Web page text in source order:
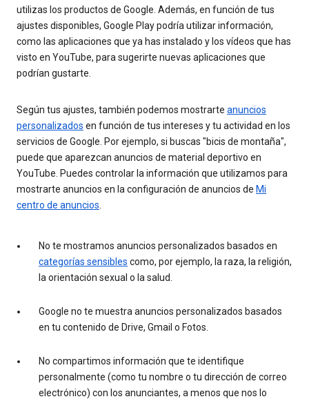
utilizas los productos de Google. Además, en función de tus
ajustes disponibles, Google Play podría utilizar información,
como las aplicaciones que ya has instalado y los vídeos que has
visto en YouTube, para sugerirte nuevas aplicaciones que
podrían gustarte.
Según tus ajustes, también podemos mostrarte anuncios
personalizados en función de tus intereses y tu actividad en los
servicios de Google. Por ejemplo, si buscas "bicis de montaña",
puede que aparezcan anuncios de material deportivo en
YouTube. Puedes controlar la información que utilizamos para
mostrarte anuncios en la configuración de anuncios de Mi
centro de anuncios
No te mostramos anuncios personalizados basados en
categorías sensibles como, por ejemplo, la raza, la religión,
la orientación sexual o la salud.
Google no te muestra anuncios personalizados basados
en tu contenido de Drive, Gmail o Fotos.
No compartimos información que te identifique
personalmente (como tu nombre o tu dirección de correo
electrónico) con los anunciantes, a menos que nos lo